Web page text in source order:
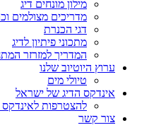
מילון מונחים דיג
מדריכים מצולמים
דגי הכנרת
מתכוני פיתיון לדיג
המדריך למזרזר
ערוץ היוטיוב שלנו
טיולי מים
אינדקס הדיג של ישראל
להצטרפות לאינדקס
צור קשר